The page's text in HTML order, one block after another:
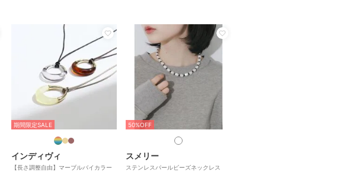
期間限定SALE
インディヴィ
【長さ調整自由】マーブルバイカラー
50%OFF
スメリー
ステンレスパールビーズネックレス